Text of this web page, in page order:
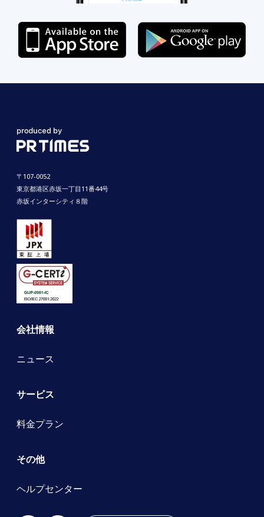
〒107-0052
東京都港区赤坂一丁目11番44号
赤坂インターシティ８階
会社情報
ニュース
サービス
料金プラン
その他
ヘルプセンター